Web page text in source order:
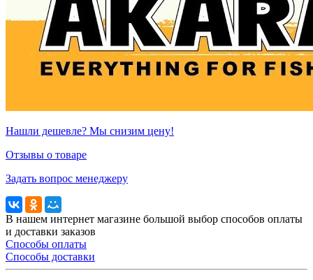
Нашли дешевле? Мы снизим цену!
Отзывы о товаре
Задать вопрос менеджеру
В нашем интернет магазине большой выбор способов оплаты
и доставки заказов
Способы оплаты
Способы доставки